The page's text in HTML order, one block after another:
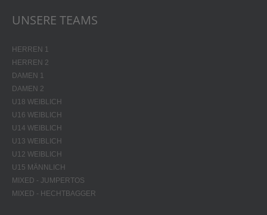
UNSERE TEAMS
HERREN 1
HERREN 2
DAMEN 1
DAMEN 2
U18 WEIBLICH
U16 WEIBLICH
U14 WEIBLICH
U13 WEIBLICH
U12 WEIBLICH
U15 MÄNNLICH
MIXED - JUMPERTOS
MIXED - HECHTBAGGER